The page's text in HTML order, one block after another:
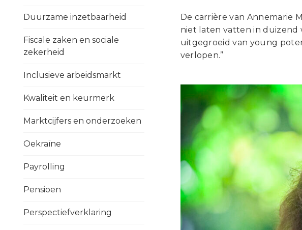
Duurzame inzetbaarheid
Fiscale zaken en sociale
zekerheid
Inclusieve arbeidsmarkt
Kwaliteit en keurmerk
Marktcijfers en onderzoeken
Oekraïne
Payrolling
Pensioen
Perspectiefverklaring
De carrière van Annemarie
niet laten vatten in duizend
uitgegroeid van young
verlopen.”